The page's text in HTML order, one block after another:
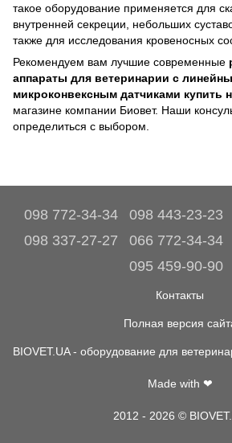
такое оборудование применяется для
внутренней секреции, небольших
также для исследования кровеносных
Рекомендуем вам лучшие современные
аппараты для ветеринарии с
микроконвексным датчиками купить
магазине компании Биовет. Наши
определиться с выбором.
098 772-34-34 098 443-23-23
098 337-27-27
066 772-34-34
095 459-90-90
Контакты
Полная версия
BIOVET.UA - оборудование для
Made with ❤
2012 - 2026 ©